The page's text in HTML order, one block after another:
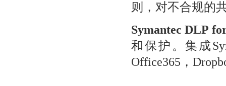
则，对不合规的
Symantec DLP
和保护。集成
Office365，